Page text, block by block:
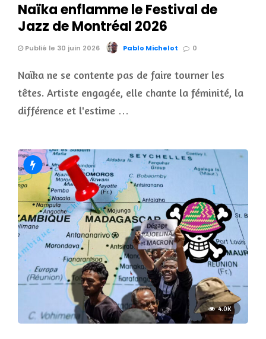
Naïka enflamme le Festival de
Jazz de Montréal 2026
Publié le 30 juin 2026 Pablo Michelot 0
Naïka ne se contente pas de faire tourner les
têtes. Artiste engagée, elle chante la féminité, la
différence et l'estime …
4.0K